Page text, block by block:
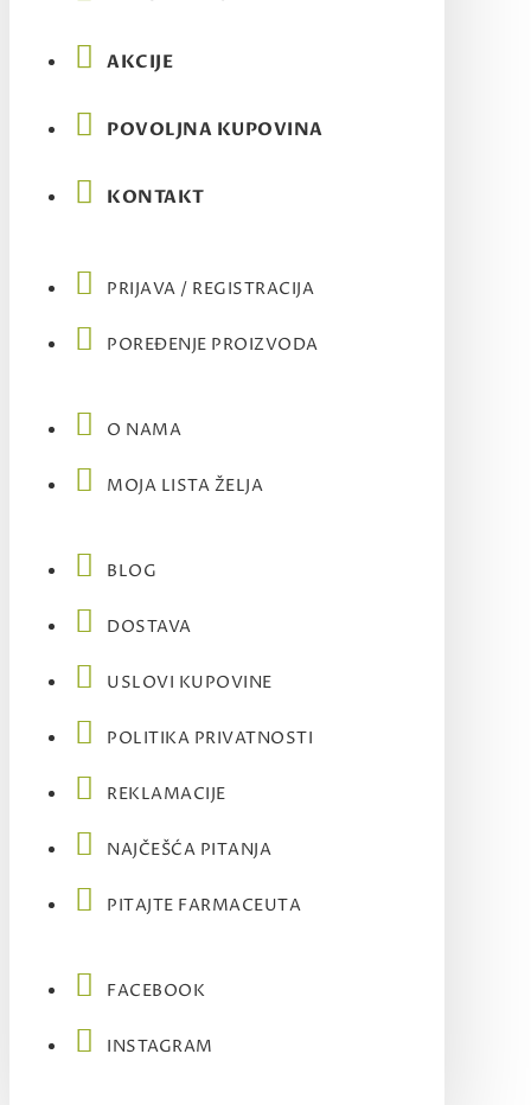
AKCIJE
POVOLJNA KUPOVINA
KONTAKT
PRIJAVA / REGISTRACIJA
POREĐENJE PROIZVODA
O NAMA
MOJA LISTA ŽELJA
BLOG
DOSTAVA
USLOVI KUPOVINE
POLITIKA PRIVATNOSTI
REKLAMACIJE
NAJČEŠĆA PITANJA
PITAJTE FARMACEUTA
FACEBOOK
INSTAGRAM